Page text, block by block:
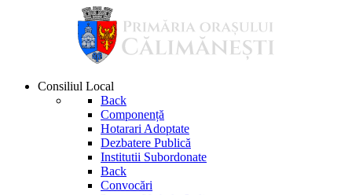
Consiliul Local
Back
Componență
Hotarari Adoptate
Dezbatere Publică
Institutii Subordonate
Back
Convocări